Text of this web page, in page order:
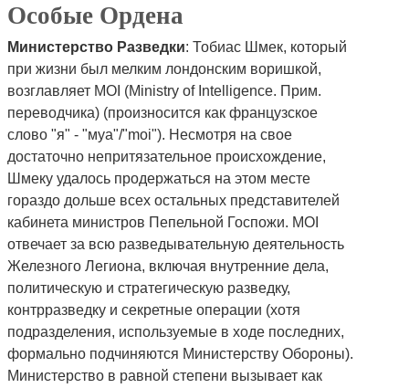
Особые Ордена
Министерство Разведки: Тобиас Шмек, который
при жизни был мелким лондонским воришкой,
возглавляет MOI (Ministry of Intelligence. Прим.
переводчика) (произносится как французское
слово "я" - "муа"/"moi"). Несмотря на свое
достаточно непритязательное происхождение,
Шмеку удалось продержаться на этом месте
гораздо дольше всех остальных представителей
кабинета министров Пепельной Госпожи. MOI
отвечает за всю разведывательную деятельность
Железного Легиона, включая внутренние дела,
политическую и стратегическую разведку,
контрразведку и секретные операции (хотя
подразделения, используемые в ходе последних,
формально подчиняются Министерству Обороны).
Министерство в равной степени вызывает как